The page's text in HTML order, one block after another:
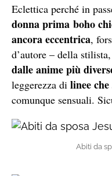
Eclettica perché in
donna prima boho
ancora eccentrica,
d’autore – della
dalle anime più
leggerezza di linee
comunque sensuali.
Abiti da